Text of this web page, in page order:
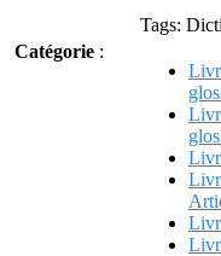
Tags:
Catégorie :